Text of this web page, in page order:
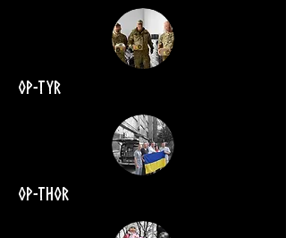
Op-tyr
Op-thor